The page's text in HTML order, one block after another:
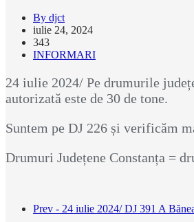
By djct
iulie 24, 2024
343
INFORMARI
24 iulie 2024/ Pe drumurile
autorizată este de 30 de tone.
Suntem pe DJ 226 și verificăm
Drumuri Județene Constanța =
Prev - 24 iulie 2024/ DJ 391 A